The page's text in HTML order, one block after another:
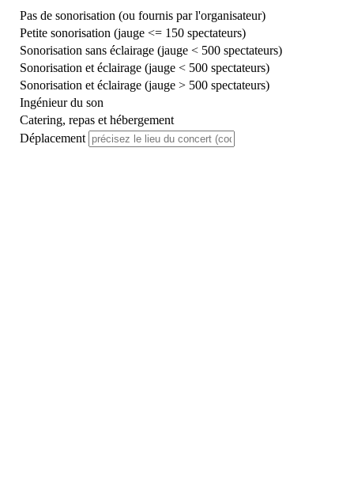
Pas de sonorisation (ou fournis par l'organisateur)
Petite sonorisation (jauge <= 150 spectateurs)
Sonorisation sans éclairage (jauge < 500 spectateurs)
Sonorisation et éclairage (jauge < 500 spectateurs)
Sonorisation et éclairage (jauge > 500 spectateurs)
Ingénieur du son
Catering, repas et hébergement
Déplacement